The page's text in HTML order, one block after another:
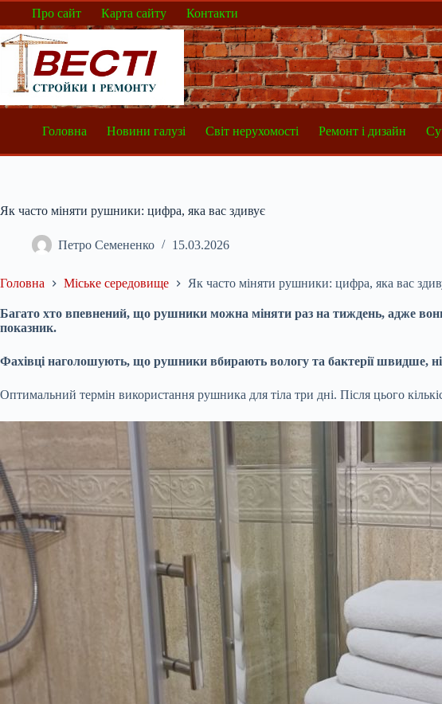
Перейти
вмісту
Про сайт Карта сайту Контакти
Головна Новини галузі Світ нерухомості Ремонт і дизайн
Як часто міняти рушники: цифра, яка вас здивує
Петро Семененко 15.03.2026
Головна Міське середовище Як часто міняти рушники: цифра, яка вас
Багато хто впевнений, що рушники можна міняти раз на тиждень, адже
показник.
Фахівці наголошують, що рушники вбирають вологу та бактерії швидше,
Оптимальний термін використання рушника для тіла три дні. Після цього